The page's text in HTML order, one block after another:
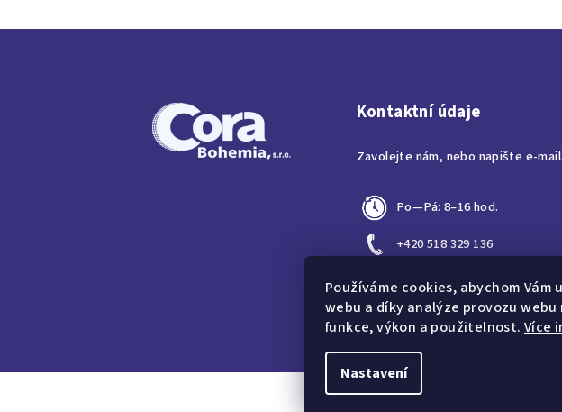
Používáme cookies, abychom
webu a díky analýze provozu
funkce, výkon a použitelnost. Více
Nastavení
Kontaktní údaje
Zavolejte nám, nebo napište e-mail.
Po—Pá: 8–16 hod.
+420 518 329 136
cora@corabohemia.cz